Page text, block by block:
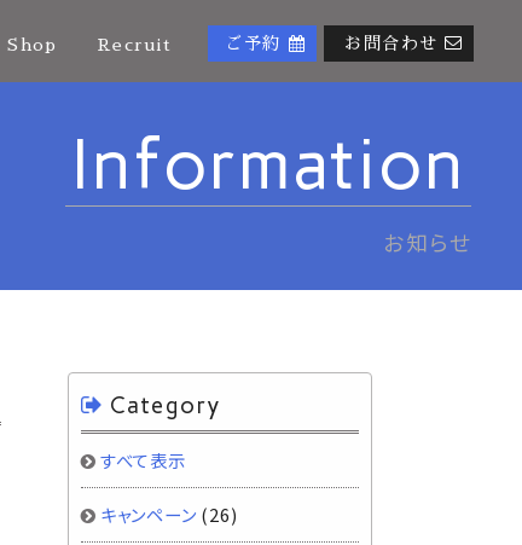
Shop Recruit ご予約 お問合わせ
Information
お知らせ
Category
すべて表示
キャンペーン (26)